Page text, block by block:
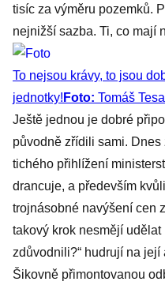
tisíc za výměru pozemků.
nejnižší sazba. Ti, co mají
To nejsou krávy, to jsou
jednotky! Foto: Tomáš
Ještě jednou je dobré
původně zřídili sami.
tichého přihlížení
drancuje, a především
trojnásobné navýšení cen
takový krok nesmějí
zdůvodnili?“ hudrují na její
Šikovně přimontovanou